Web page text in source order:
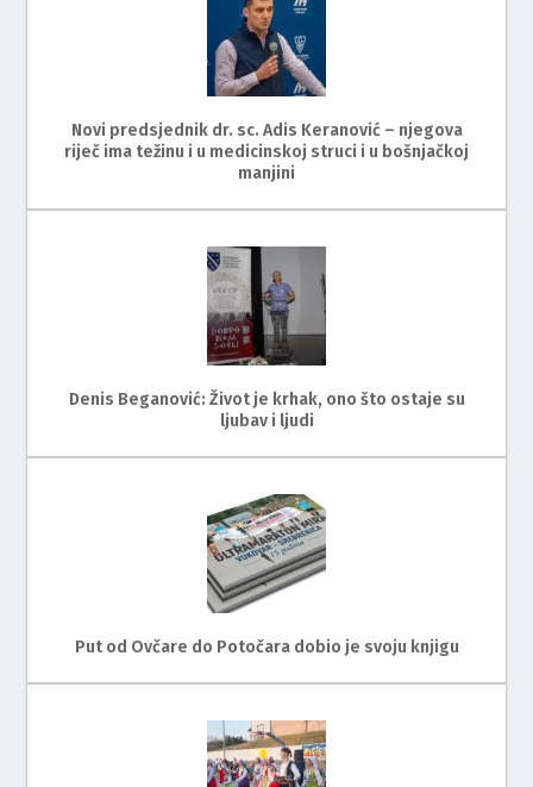
Novi predsjednik dr. sc. Adis Keranović – njegova
riječ ima težinu i u medicinskoj struci i u bošnjačkoj
manjini
Denis Beganović: Život je krhak, ono što ostaje su
ljubav i ljudi
Put od Ovčare do Potočara dobio je svoju knjigu